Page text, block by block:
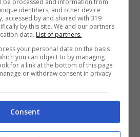
di una grande pietra.
facendo altro che
del suo cucciolo.
identifiers, and other device
accessed by and shared with 319
by this site. We and our partners
data. List of partners.
your personal data on the basis
you can object to by managing
for a link at the bottom of this page
or withdraw consent in privacy
Consent